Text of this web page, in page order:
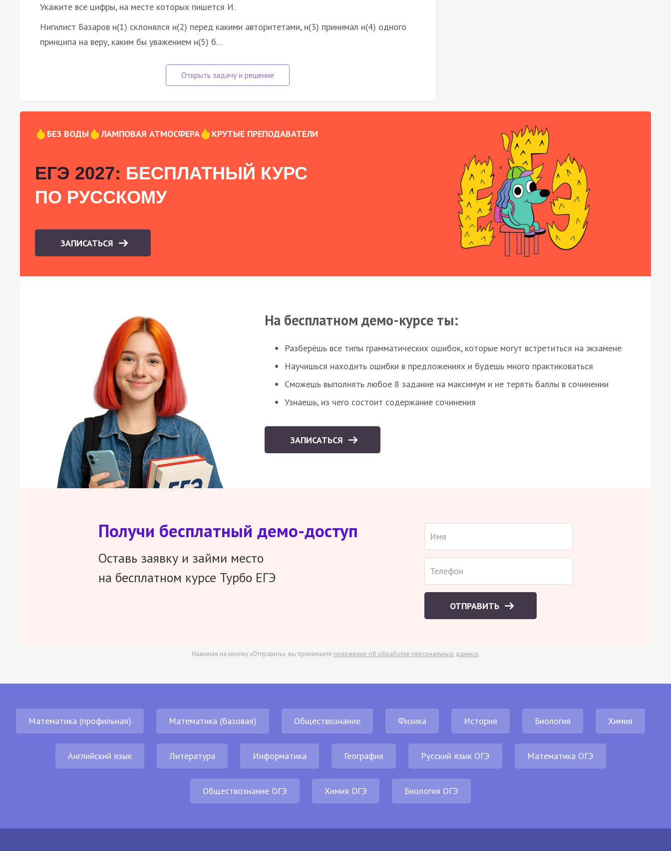
Укажите все цифры, на месте которых пишется И.
Нигилист Базаров н(1) склонялся н(2) перед какими авторитетами, н(3) принимал н(4) одного
принципа на веру, каким бы уважением н(5) б…
БЕЗ ВОДЫ ЛАМПОВАЯ АТМОСФЕРА КРУТЫЕ ПРЕПОДАВАТЕЛИ
ЕГЭ 2027: БЕСПЛАТНЫЙ КУРС
ПО РУССКОМУ
ЗАПИСАТЬСЯ
На бесплатном демо-курсе ты:
Разберёшь все типы грамматических ошибок, которые могут встретиться на экзамене
Научишься находить ошибки в предложениях и будешь много практиковаться
Сможешь выполнять любое 8 задание на максимум и не терять баллы в сочинении
Узнаешь, из чего состоит содержание сочинения
ЗАПИСАТЬСЯ
Получи бесплатный демо-доступ
Оставь заявку и займи место
на бесплатном курсе Турбо ЕГЭ
ОТПРАВИТЬ
Нажимая на кнопку «Отправить», вы принимаете положение об обработке персональных данных.
Математика (профильная) Математика (базовая) Обществознание Физика История Биология Химия
Английский язык Литература Информатика География Русский язык ОГЭ Математика ОГЭ
Обществознание ОГЭ Химия ОГЭ Биология ОГЭ